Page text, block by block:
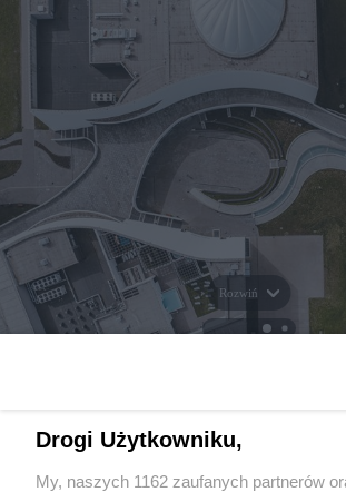
Rozwiń
Drogi Użytkowniku,
My, naszych 1162 zaufanych partnerów